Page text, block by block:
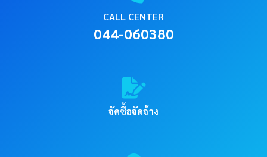
CALL CENTER
044-060380
จัดซื้อจัดจ้าง